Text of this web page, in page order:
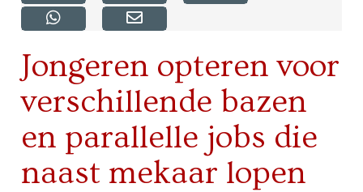
Jongeren opteren voor
verschillende bazen
en parallelle jobs die
naast mekaar lopen